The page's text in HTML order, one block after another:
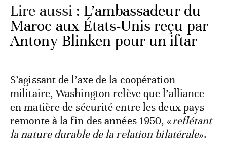
Lire aussi : L’ambassadeur du
Maroc aux États-Unis reçu par
Antony Blinken pour un iftar
S’agissant de l’axe de la coopération
militaire, Washington relève que l’alliance
en matière de sécurité entre les deux pays
remonte à la fin des années 1950, «reflétant
la nature durable de la relation bilatérale».